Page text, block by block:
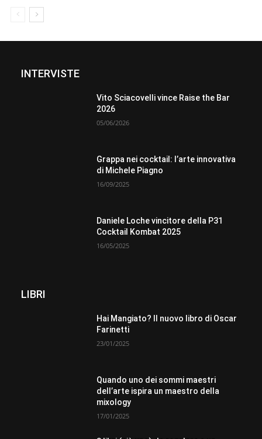
INTERVISTE
Vito Sciacovelli vince Raise the Bar
2026
05/06/2026
Grappa nei cocktail: l’arte innovativa
di Michele Piagno
16/09/2025
Daniele Loche vincitore della P31
Cocktail Kombat 2025
16/05/2025
LIBRI
Hai Mangiato? Il nuovo libro di Oscar
Farinetti
23/01/2025
Quando uno dei sommi maestri
dell’arte ispira un maestro della
mixology
17/01/2025